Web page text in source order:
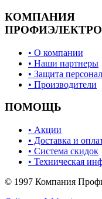
КОМПАНИЯ
• О компании
• Наши партнеры
• Защита
• Производители
ПОМОЩЬ
• Акции
• Доставка и
• Система скидок
• Техническая
© 1997 Компания